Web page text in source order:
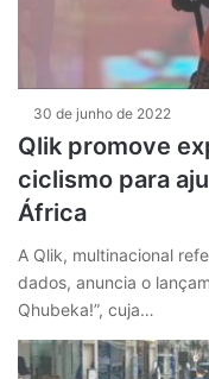
30 de junho de 2022
Qlik promove
ciclismo para
África
A Qlik, multinacional
dados, anuncia o
Qhubeka!”, cuja…